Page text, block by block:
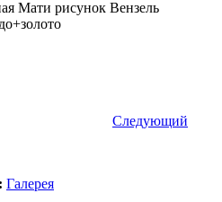
Следующий
Галерея